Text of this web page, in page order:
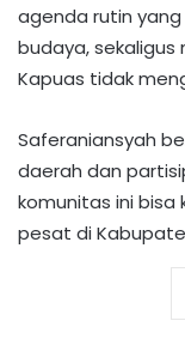
agenda rutin
budaya,
Kapuas tidak
Saferaniansyah
daerah dan
komunitas ini bisa
pesat di